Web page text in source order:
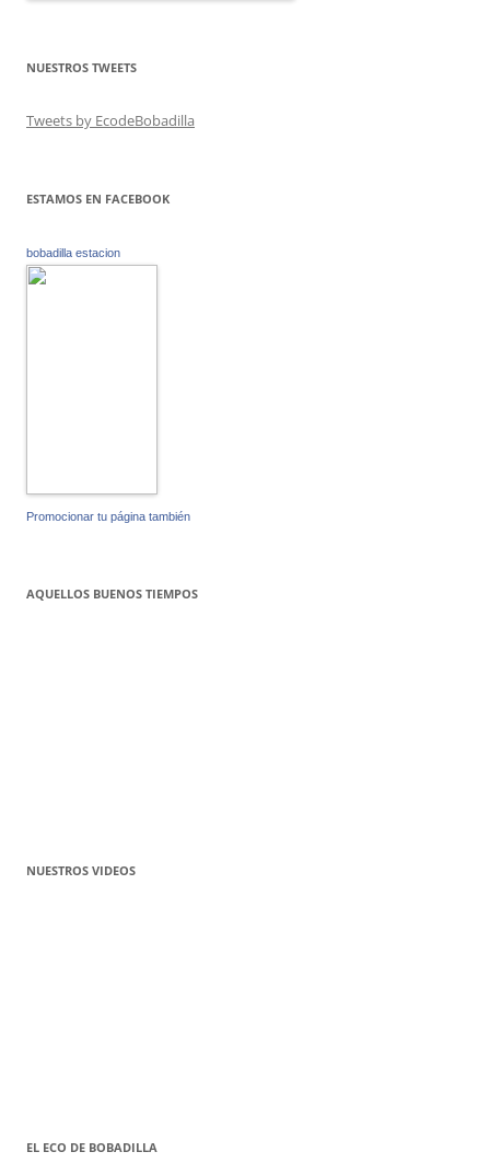
NUESTROS TWEETS
Tweets by EcodeBobadilla
ESTAMOS EN FACEBOOK
bobadilla estacion
Promocionar tu página también
AQUELLOS BUENOS TIEMPOS
NUESTROS VIDEOS
EL ECO DE BOBADILLA